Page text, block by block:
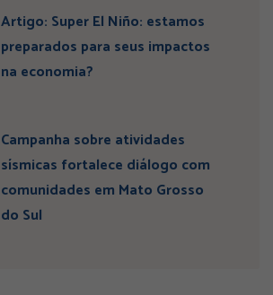
Artigo: Super El Niño: estamos
preparados para seus impactos
na economia?
Campanha sobre atividades
sísmicas fortalece diálogo com
comunidades em Mato Grosso
do Sul